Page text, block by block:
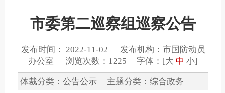
市委第二巡察组巡察公告
发布时间： 2022-11-02 发布机构：市国防动员
办公室 浏览次数：1225 字体：[大 中 小]
体裁分类：公告公示 主题分类：综合政务